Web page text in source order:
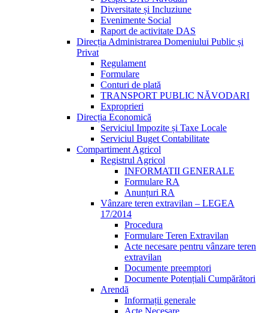
Diversitate și Incluziune
Evenimente Social
Raport de activitate DAS
Direcția Administrarea Domeniului Public și
Privat
Regulament
Formulare
Conturi de plată
TRANSPORT PUBLIC NĂVODARI
Exproprieri
Direcția Economică
Serviciul Impozite și Taxe Locale
Serviciul Buget Contabilitate
Compartiment Agricol
Registrul Agricol
INFORMATII GENERALE
Formulare RA
Anunțuri RA
Vânzare teren extravilan – LEGEA
17/2014
Procedura
Formulare Teren Extravilan
Acte necesare pentru vânzare teren
extravilan
Documente preemptori
Documente Potențiali Cumpărători
Arendă
Informații generale
Acte Necesare